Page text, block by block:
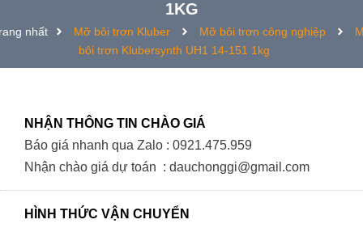
1KG
nhất Mỡ bôi trơn Kluber Mỡ bôi trơn công nghiệp
bôi trơn Klubersynth UH1 14-151 1kg
NHẬN THÔNG TIN CHÀO GIÁ
Báo giá nhanh qua Zalo : 0921.475.959
Nhận chào giá dự toán : dauchonggi@gmail.com
HÌNH THỨC VẬN CHUYỂN